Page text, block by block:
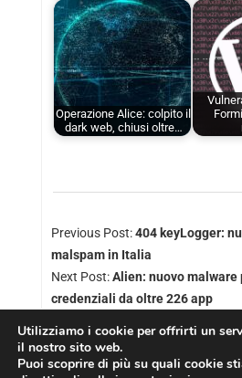
Operazione Alice: colpito il
dark web, chiusi oltre…
Previous Post:404 keyLogger:
malspam in Italia
Next Post:Alien: nuovo malware
credenziali da oltre 226 app
Utilizziamo i cookie per offrirti un
il nostro sito web.
Puoi scoprire di più su quali cookie